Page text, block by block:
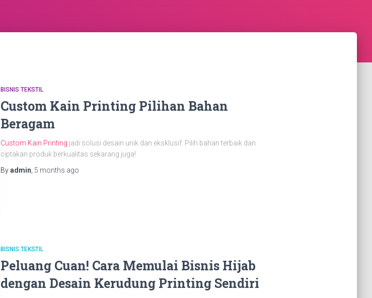
BISNIS TEKSTIL
Custom Kain Printing Pilihan Bahan
Beragam
Custom Kain Printing jadi solusi desain unik dan eksklusif. Pilih bahan terbaik dan
ciptakan produk berkualitas sekarang juga!
Byadmin 5 months ago
BISNIS TEKSTIL
Peluang Cuan! Cara Memulai Bisnis Hijab
dengan Desain Kerudung Printing Sendiri